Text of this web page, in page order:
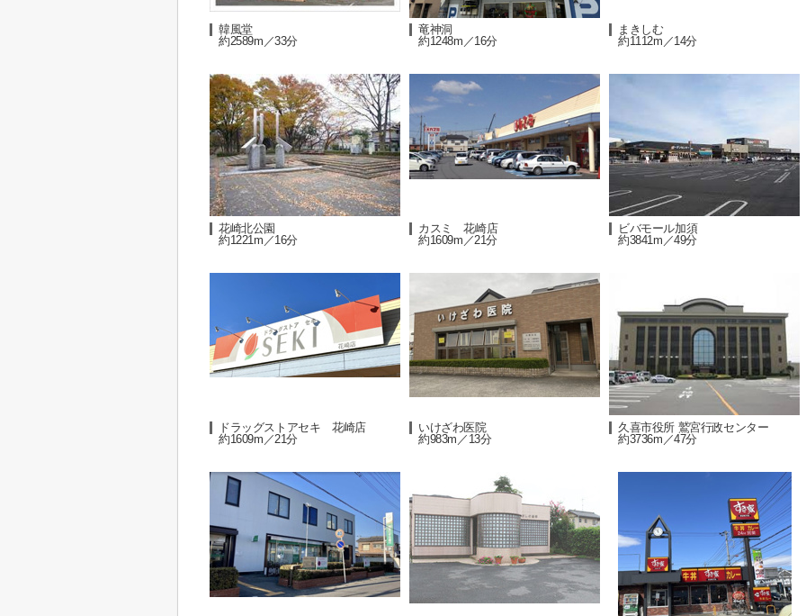
韓風堂
約2589m／33分
竜神洞
約1248m／16分
まきしむ
約1112m／14分
花崎北公園
約1221m／16分
カスミ 花崎店
約1609m／21分
ビバモール加須
約3841m／49分
ドラッグストアセキ 花崎店
約1609m／21分
いけざわ医院
約983m／13分
久喜市役所 鷲宮行政センター
約3736m／47分